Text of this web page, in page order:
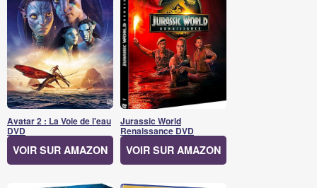
Avatar 2 : La Voie de l'eau
DVD
VOIR SUR AMAZON
Jurassic World
Renaissance DVD
VOIR SUR AMAZON